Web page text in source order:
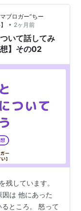
前にやるもの、
して納得して身
なんですね。
ブロガー”ちー
• 2ヶ月前
いて話してみ
】その02
残しています。
は 他にあった
ところ。 怒って